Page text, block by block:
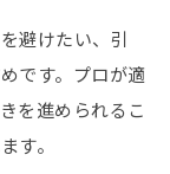
避けたい、引
です。プロが適
を進められるこ
す。